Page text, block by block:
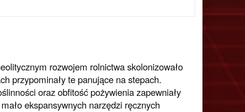
rozwojem rolnictwa skolonizowało
przypominały te panujące na stepach.
oraz obfitość pożywienia zapewniały
ekspansywnych narzędzi ręcznych